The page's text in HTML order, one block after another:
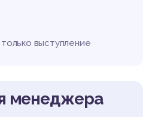
выступление
менеджера